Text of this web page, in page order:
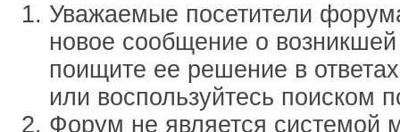
Уважаемые посетители
новое сообщение о
поищите ее решение в
или воспользуйтесь поиском
Форум не является системой